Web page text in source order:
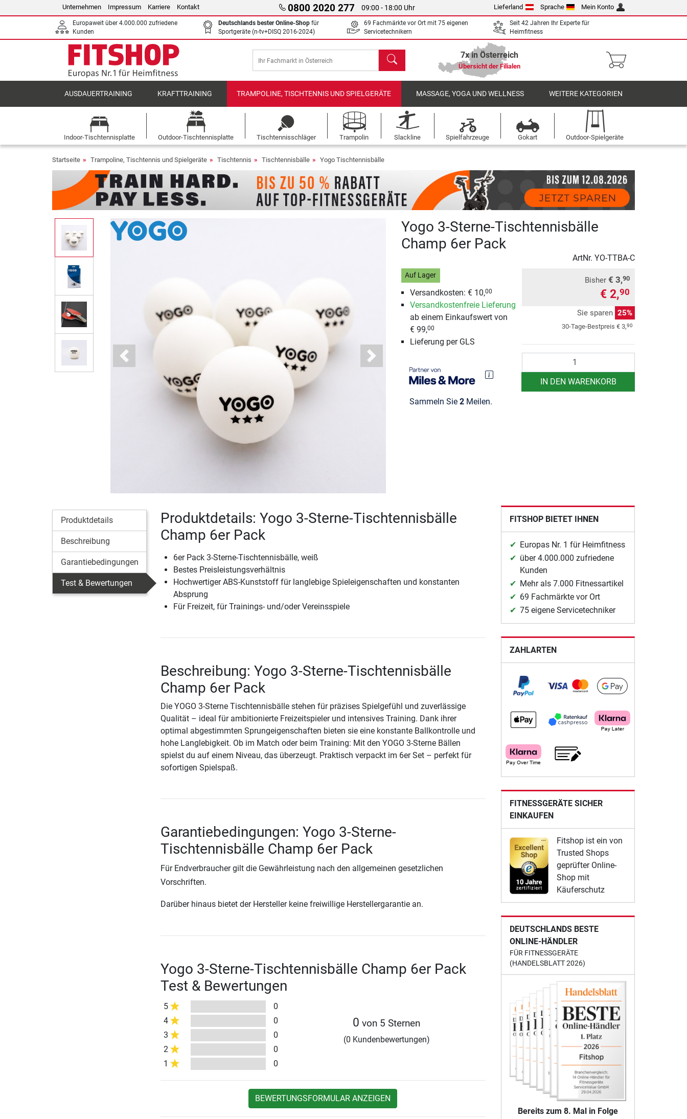
Unternehmen Impressum Karriere Kontakt 0800 2020 277 09:00 - 18:00 Uhr Lieferland Sprache Mein Konto
Europaweit über 4.000.000 zufriedene
Kunden
Deutschlands bester Online-Shop für
Sportgeräte (n-tv+DISQ 2016-2024)
69 Fachmärkte vor Ort mit 75 eigenen
Servicetechnikern
Seit 42 Jahren Ihr Experte für
Heimfitness
Suchen 7x in Österreich
Übersicht der Filialen
AUSDAUERTRAINING KRAFTTRAINING TRAMPOLINE, TISCHTENNIS UND SPIELGERÄTE MASSAGE, YOGA UND WELLNESS WEITERE KATEGORIEN
Indoor-Tischtennisplatte Outdoor-Tischtennisplatte Tischtennisschläger Trampolin Slackline Spielfahrzeuge Gokart Outdoor-Spielgeräte
Startseite Trampoline, Tischtennis und Spielgeräte Tischtennis Tischtennisbälle Yogo Tischtennisbälle
Previous Next
Yogo 3-Sterne-Tischtennisbälle
Champ 6er Pack
ArtNr. YO-TTBA-C
Auf Lager
Versandkosten: € 10,00
Versandkostenfreie Lieferung
ab einem Einkaufswert von
€ 99,00
Lieferung per GLS
Sammeln Sie 2Meilen.
Bisher € 3,90
€ 2,90
Sie sparen 25%
30-Tage-Bestpreis € 3,90
IN DEN WARENKORB
Produktdetails
Beschreibung
Garantiebedingungen
Test & Bewertungen
Produktdetails: Yogo 3-Sterne-Tischtennisbälle
Champ 6er Pack
6er Pack 3-Sterne-Tischtennisbälle, weiß
Bestes Preisleistungsverhältnis
Hochwertiger ABS-Kunststoff für langlebige Spieleigenschaften und konstanten
Absprung
Für Freizeit, für Trainings- und/oder Vereinsspiele
Beschreibung: Yogo 3-Sterne-Tischtennisbälle
Champ 6er Pack
Die YOGO 3-Sterne Tischtennisbälle stehen für präzises Spielgefühl und zuverlässige
Qualität – ideal für ambitionierte Freizeitspieler und intensives Training. Dank ihrer
optimal abgestimmten Sprungeigenschaften bieten sie eine konstante Ballkontrolle und
hohe Langlebigkeit. Ob im Match oder beim Training: Mit den YOGO 3-Sterne Bällen
spielst du auf einem Niveau, das überzeugt. Praktisch verpackt im 6er Set – perfekt für
sofortigen Spielspaß.
Garantiebedingungen: Yogo 3-Sterne-
Tischtennisbälle Champ 6er Pack
Für Endverbraucher gilt die Gewährleistung nach den allgemeinen gesetzlichen
Vorschriften.
Darüber hinaus bietet der Hersteller keine freiwillige Herstellergarantie an.
Yogo 3-Sterne-Tischtennisbälle Champ 6er Pack
Test & Bewertungen
5
0
4
0
3
0
2
0
1
0
0 von 5 Sternen
(0 Kundenbewertungen)
BEWERTUNGSFORMULAR ANZEIGEN
FITSHOP BIETET IHNEN
Europas Nr. 1 für Heimfitness
über 4.000.000 zufriedene
Kunden
Mehr als 7.000 Fitnessartikel
69 Fachmärkte vor Ort
75 eigene Servicetechniker
ZAHLARTEN
FITNESSGERÄTE SICHER
EINKAUFEN
Fitshop ist ein von
Trusted Shops
geprüfter Online-
Shop mit
Käuferschutz
DEUTSCHLANDS BESTE
ONLINE-HÄNDLER
FÜR FITNESSGERÄTE
(HANDELSBLATT 2026)
Bereits zum 8. Mal in Folge